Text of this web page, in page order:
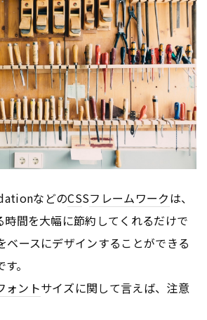
などのCSSフレームワークは、
時間を大幅に節約してくれるだけで
ベースにデザインすることができる
。
ォントサイズに関して言えば、注意